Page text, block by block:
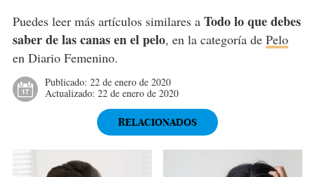
Puedes leer más artículos similares a Todo lo que debes
saber de las canas en el pelo, en la categoría de Pelo
en Diario Femenino.
Publicado: 22 de enero de 2020
Actualizado: 22 de enero de 2020
RELACIONADOS